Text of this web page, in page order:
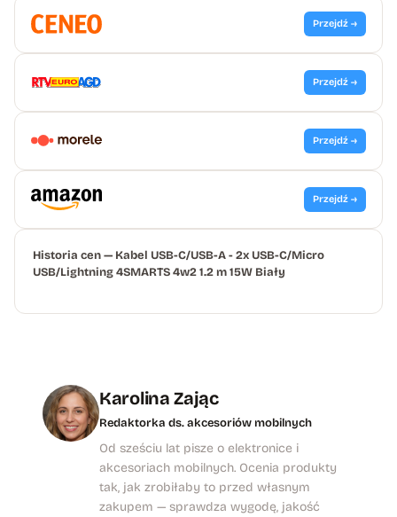
Przejdź →
Przejdź →
Przejdź →
Przejdź →
Historia cen — Kabel USB-C/USB-A - 2x USB-C/Micro
USB/Lightning 4SMARTS 4w2 1.2 m 15W Biały
Karolina Zając
Redaktorka ds. akcesoriów mobilnych
Od sześciu lat pisze o elektronice i
akcesoriach mobilnych. Ocenia produkty
tak, jak zrobiłaby to przed własnym
zakupem — sprawdza wygodę, jakość